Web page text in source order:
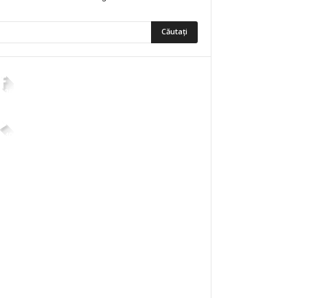
2,265
4,400